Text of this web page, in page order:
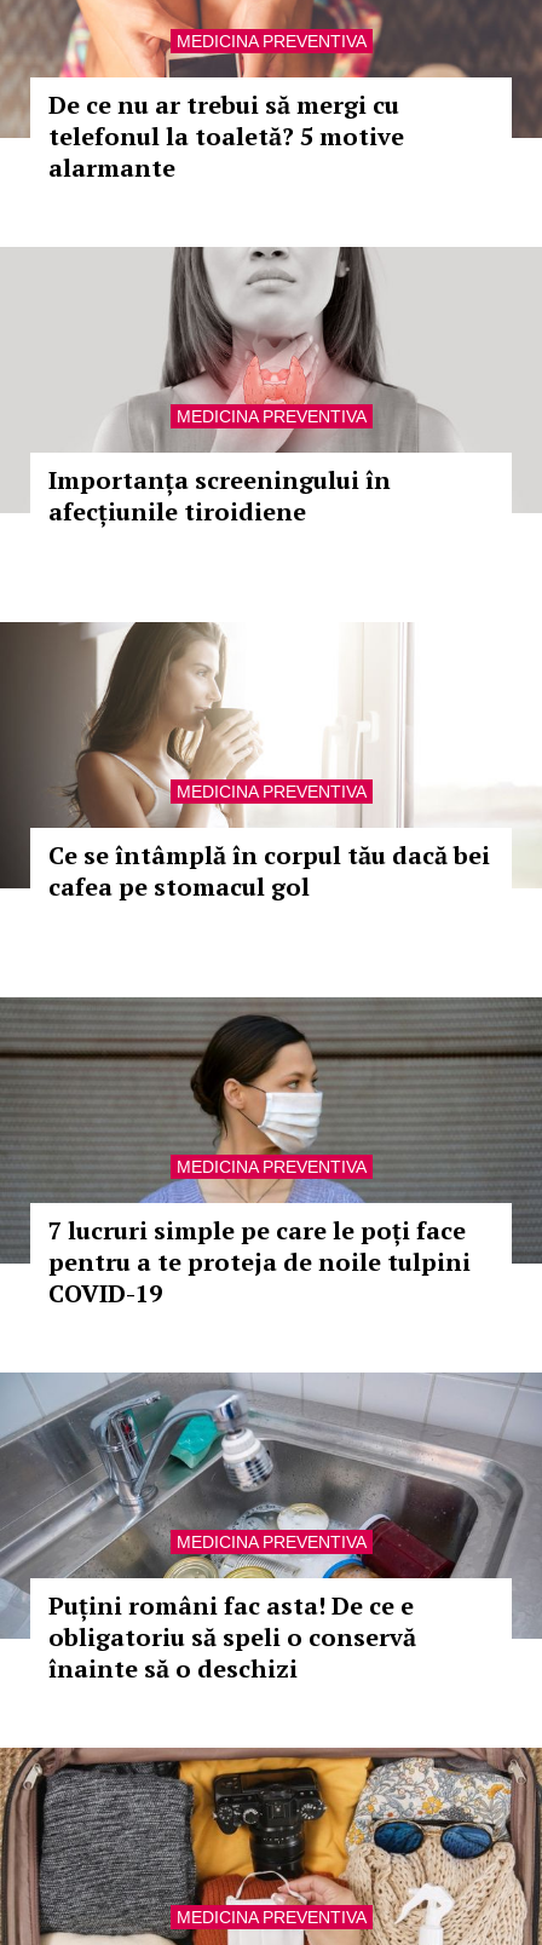
MEDICINA PREVENTIVA
De ce nu ar trebui să mergi cu
telefonul la toaletă? 5 motive
alarmante
MEDICINA PREVENTIVA
Importanța screeningului în
afecțiunile tiroidiene
MEDICINA PREVENTIVA
Ce se întâmplă în corpul tău dacă bei
cafea pe stomacul gol
MEDICINA PREVENTIVA
7 lucruri simple pe care le poți face
pentru a te proteja de noile tulpini
COVID-19
MEDICINA PREVENTIVA
Puțini români fac asta! De ce e
obligatoriu să speli o conservă
înainte să o deschizi
MEDICINA PREVENTIVA